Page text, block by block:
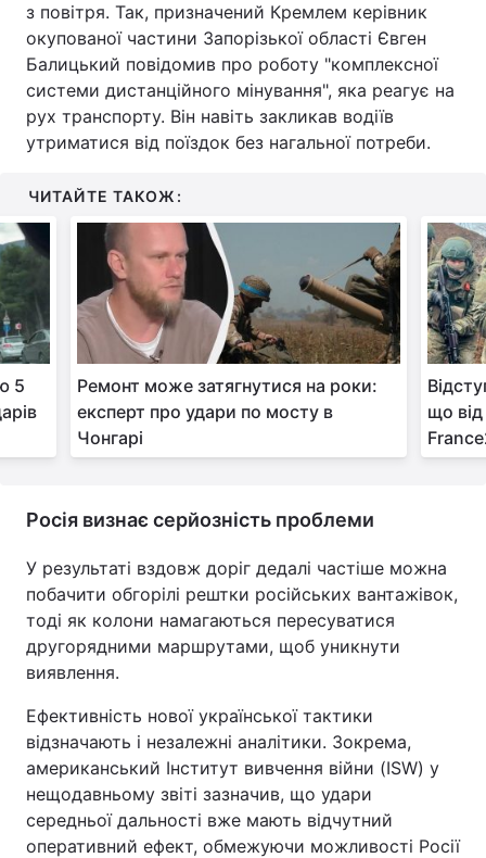
з повітря. Так, призначений Кремлем керівник
окупованої частини Запорізької області Євген
Балицький повідомив про роботу "комплексної
системи дистанційного мінування", яка реагує на
рух транспорту. Він навіть закликав водіїв
утриматися від поїздок без нагальної потреби.
ЧИТАЙТЕ ТАКОЖ:
5
Ремонт може затягнутися на роки:
експерт про удари по мосту в
Чонгарі
що від
Росія визнає серйозність проблеми
У результаті вздовж доріг дедалі частіше можна
побачити обгорілі рештки російських вантажівок,
тоді як колони намагаються пересуватися
другорядними маршрутами, щоб уникнути
виявлення.
Ефективність нової української тактики
відзначають і незалежні аналітики. Зокрема,
американський Інститут вивчення війни (ISW) у
нещодавньому звіті зазначив, що удари
середньої дальності вже мають відчутний
оперативний ефект, обмежуючи можливості Росії